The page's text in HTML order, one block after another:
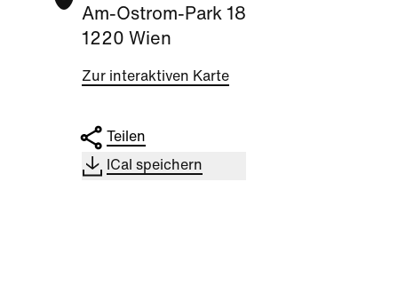
Am-Ostrom-Park 18
1220 Wien
Zur interaktiven Karte
Teilen
ICal speichern